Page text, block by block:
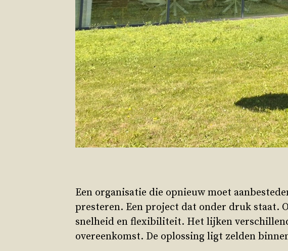
Een organisatie die opnieuw moet
presteren. Een project dat onder druk staat.
snelheid en flexibiliteit. Het lijken
overeenkomst. De oplossing ligt zelden